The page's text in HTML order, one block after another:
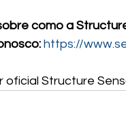
como a
https://
oficial Structure